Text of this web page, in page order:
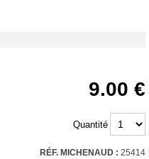
9.00
Quantité
RÉF. MICHENAUD : 25414